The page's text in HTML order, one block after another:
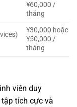
¥60,000 /
tháng
¥30,000 hoặc
¥50,000 /
tháng
viên duy
tích cực và